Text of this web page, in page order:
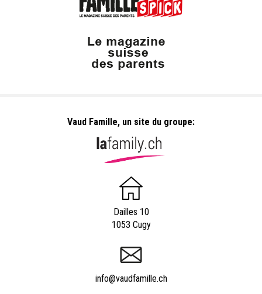
Vaud Famille, un site du groupe:
Dailles 10
1053 Cugy
info@vaudfamille.ch